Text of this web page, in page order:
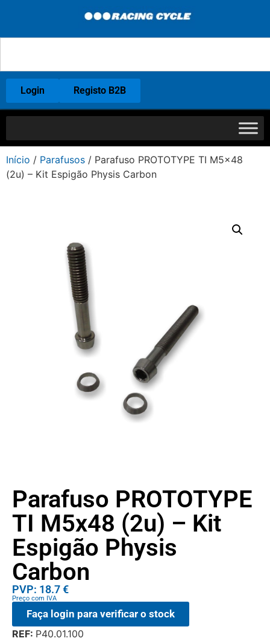
Login Registo B2B
Início / Parafusos / Parafuso PROTOTYPE TI M5x48
(2u) – Kit Espigão Physis Carbon
Parafuso PROTOTYPE
TI M5x48 (2u) – Kit
Espigão Physis
Carbon
PVP: 18.7 €
Preço com IVA
Faça login para verificar o stock
REF: P40.01.100